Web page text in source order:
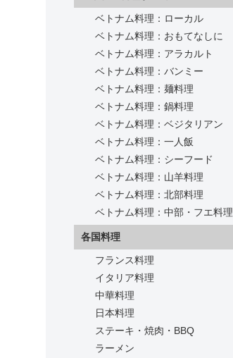
ベトナム料理：ローカル
ベトナム料理：おもてなしに
ベトナム料理：アラカルト
ベトナム料理：バンミー
ベトナム料理：麺料理
ベトナム料理：鍋料理
ベトナム料理：ベジタリアン
ベトナム料理：一人飯
ベトナム料理：シーフード
ベトナム料理：山羊料理
ベトナム料理：北部料理
ベトナム料理：中部・フエ料理
各国料理
フランス料理
イタリア料理
中華料理
日本料理
ステーキ・焼肉・BBQ
ラーメン